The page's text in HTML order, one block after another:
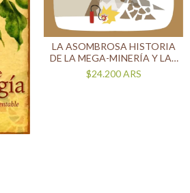
LA ASOMBROSA HISTORIA
DE LA MEGA-MINERÍA Y LAS
MINI-REGALÍAS
$24.200ARS